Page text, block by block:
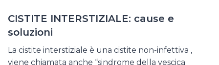
CISTITE INTERSTIZIALE: cause e
soluzioni
La cistite interstiziale è una cistite non-infettiva ,
viene chiamata anche “sindrome della vescica